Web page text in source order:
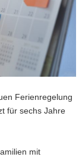
Ferienregelung
für sechs Jahre
mit